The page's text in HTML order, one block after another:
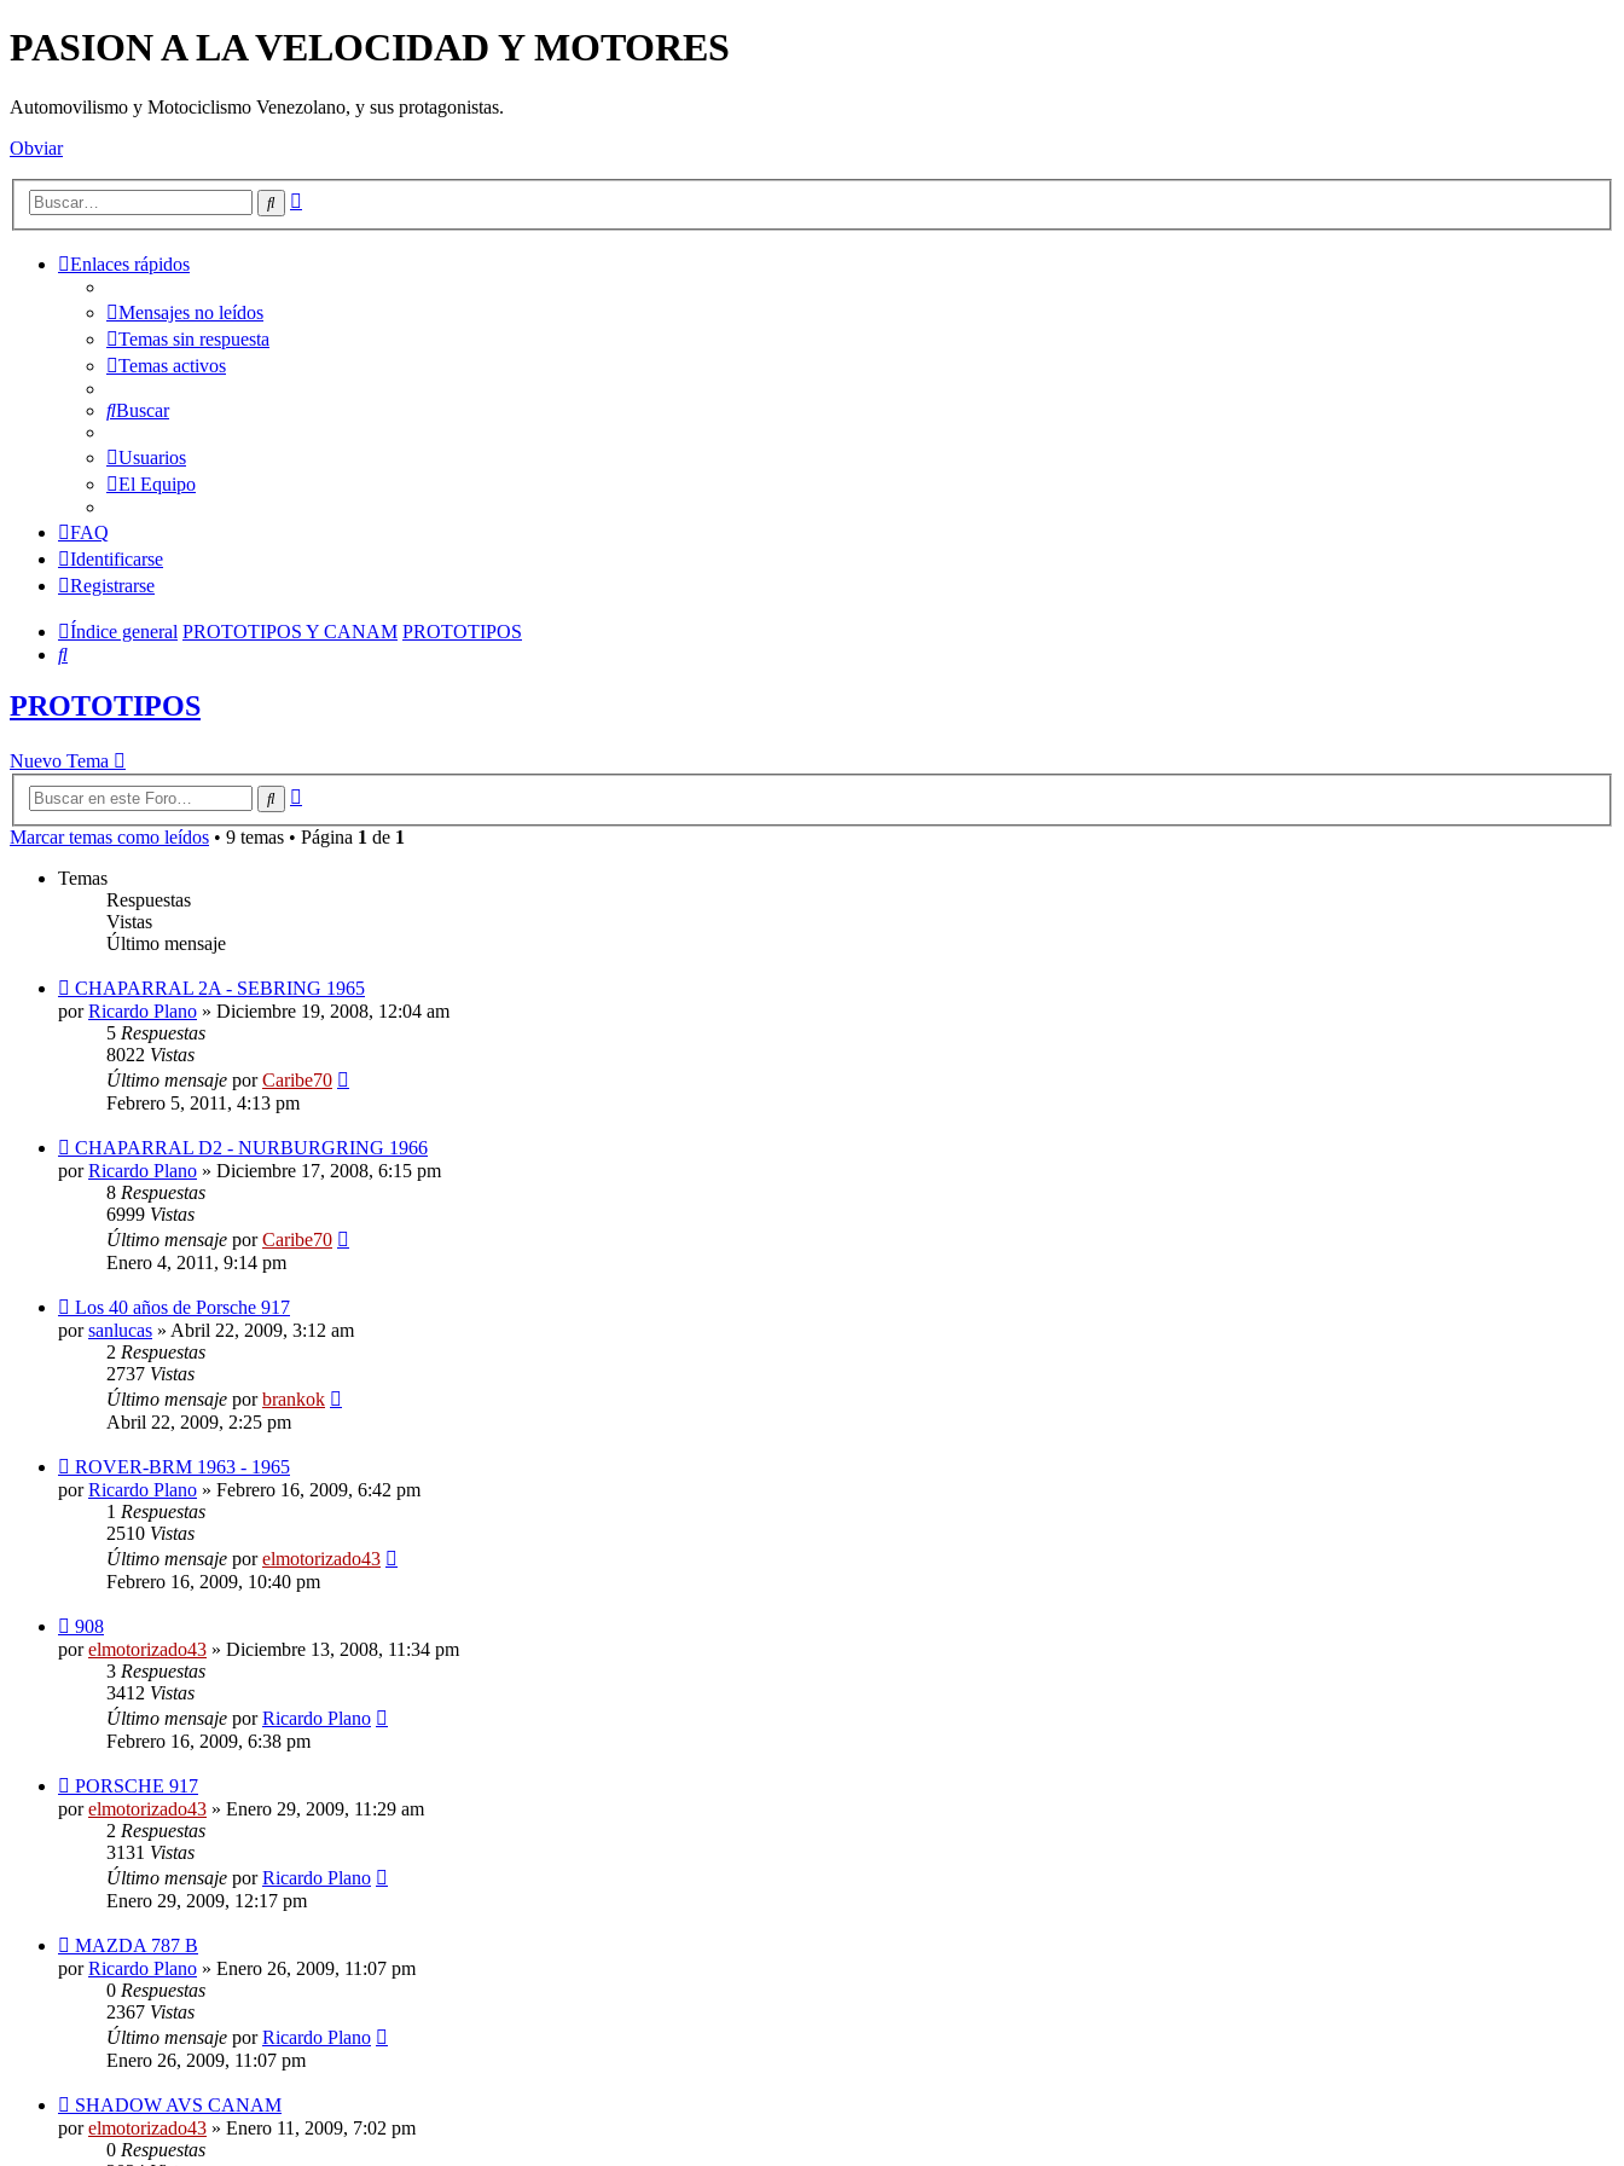
PASION A LA VELOCIDAD Y MOTORES
Automovilismo y Motociclismo Venezolano, y sus protagonistas.
Obviar
Buscar
Enlaces rápidos
Mensajes no leídos
Temas sin respuesta
Temas activos
Buscar
Usuarios
El Equipo
FAQ
Identificarse
Registrarse
Índice general PROTOTIPOS Y CANAM PROTOTIPOS
Buscar
PROTOTIPOS
Nuevo Tema
Buscar
Marcar temas como leídos • 9 temas • Página 1 de 1
Temas
Respuestas
Vistas
Último mensaje
CHAPARRAL 2A - SEBRING 1965
porRicardo Plano » Diciembre 19, 2008, 12:04 am
5 Respuestas
8022 Vistas
Último mensaje porCaribe70
Febrero 5, 2011, 4:13 pm
CHAPARRAL D2 - NURBURGRING 1966
porRicardo Plano » Diciembre 17, 2008, 6:15 pm
8 Respuestas
6999 Vistas
Último mensaje porCaribe70
Enero 4, 2011, 9:14 pm
Los 40 años de Porsche 917
porsanlucas » Abril 22, 2009, 3:12 am
2 Respuestas
2737 Vistas
Último mensaje porbrankok
Abril 22, 2009, 2:25 pm
ROVER-BRM 1963 - 1965
porRicardo Plano » Febrero 16, 2009, 6:42 pm
1 Respuestas
2510 Vistas
Último mensaje porelmotorizado43
Febrero 16, 2009, 10:40 pm
908
porelmotorizado43 » Diciembre 13, 2008, 11:34 pm
3 Respuestas
3412 Vistas
Último mensaje porRicardo Plano
Febrero 16, 2009, 6:38 pm
PORSCHE 917
porelmotorizado43 » Enero 29, 2009, 11:29 am
2 Respuestas
3131 Vistas
Último mensaje porRicardo Plano
Enero 29, 2009, 12:17 pm
MAZDA 787 B
porRicardo Plano » Enero 26, 2009, 11:07 pm
0 Respuestas
2367 Vistas
Último mensaje porRicardo Plano
Enero 26, 2009, 11:07 pm
SHADOW AVS CANAM
porelmotorizado43 » Enero 11, 2009, 7:02 pm
0 Respuestas